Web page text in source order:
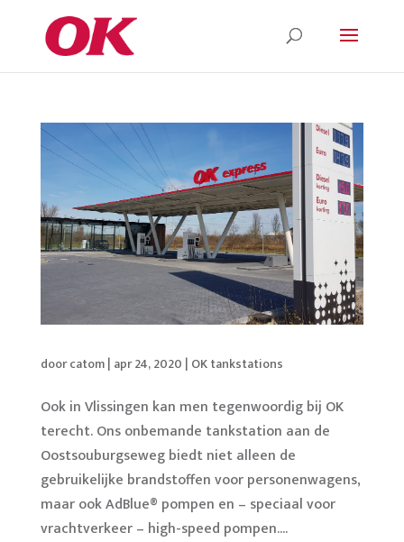
doorcatom| apr 24, 2020 | OK tankstations
Ook in Vlissingen kan men tegenwoordig bij OK
terecht. Ons onbemande tankstation aan de
Oostsouburgseweg biedt niet alleen de
gebruikelijke brandstoffen voor personenwagens,
maar ook AdBlue® pompen en – speciaal voor
vrachtverkeer – high-speed pompen....